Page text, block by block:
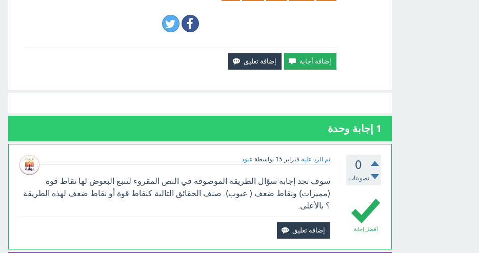
1 إجابة وحدة
0
تصويتات
تم الرد عليه فبراير 15 بواسطة عبود
أفضل إجابة
سوف تجد إجابة سؤال الطريقة الموصوفة في النص المقروء لتتبع البعوض لها نقاط قوة
(مميزات) ونقاط ضعف ( عيوب). صنف الحقائق التالية كنقاط قوة أو نقاط ضعف لهذه الطريقة
؟ بالأعلى.